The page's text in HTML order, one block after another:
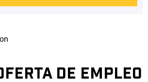
DE EMPLEO